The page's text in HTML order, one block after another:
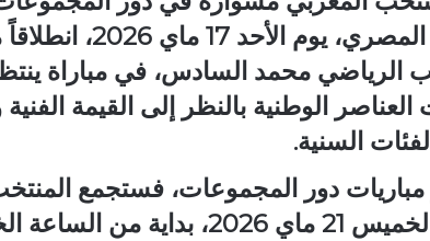
أمام المنتخب المصري،
الرياضي محمد السادس، في مباراة
الوطنية بالنظر إلى القيمة الفنية
السنية.
مباريات دور المجموعات، فستجمع
الإثيوبي، يوم الخميس 21 ماي 2026،